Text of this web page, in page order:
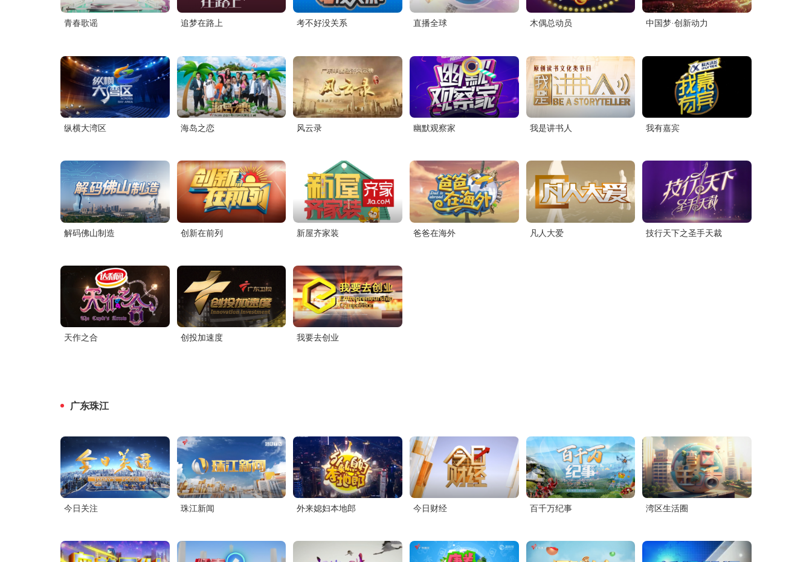
青春歌谣 追梦在路上 考不好没关系 直播全球 木偶总动员 中国梦·创新动力
纵横大湾区 海岛之恋 风云录 幽默观察家 我是讲书人 我有嘉宾
解码佛山制造 创新在前列 新屋齐家装 爸爸在海外 凡人大爱 技行天下之圣手天裁
天作之合 创投加速度 我要去创业
广东珠江
今日关注 珠江新闻 外来媳妇本地郎 今日财经 百千万纪事 湾区生活圈